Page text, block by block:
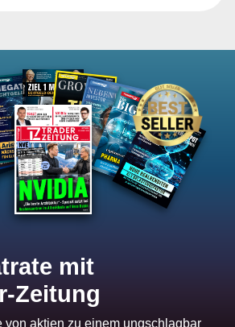
mit
Zeitung
von aktien zu einem ungschlagbar